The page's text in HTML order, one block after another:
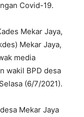
Covid-19.
Mekar Jaya,
Mekar Jaya,
media
wakil BPD desa
(6/7/2021).
Mekar Jaya